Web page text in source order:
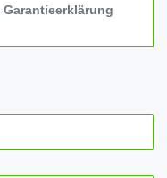
Garantieerklärung